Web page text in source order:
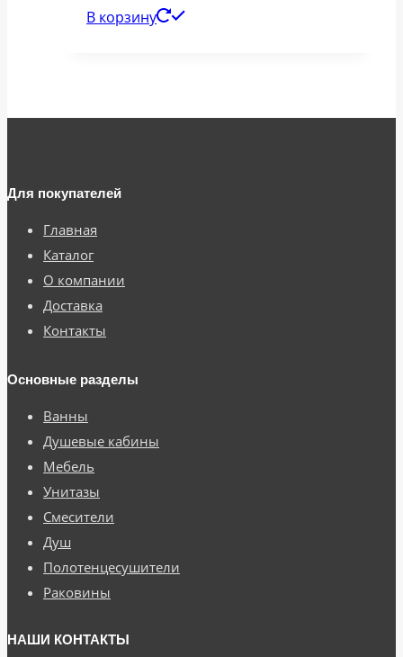
цена
В корзину
Для покупателей
Главная
Каталог
О компании
Доставка
Контакты
Основные разделы
Ванны
Душевые кабины
Мебель
Унитазы
Смесители
Душ
Полотенцесушители
Раковины
НАШИ КОНТАКТЫ